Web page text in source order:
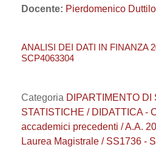
Docente: Pierdomenico Duttilo
ANALISI DEI DATI IN FINANZA
SCP4063304
Categoria DIPARTIMENTO DI
STATISTICHE / DIDATTICA -
accademici precedenti / A.A.
Laurea Magistrale / SS1736 -